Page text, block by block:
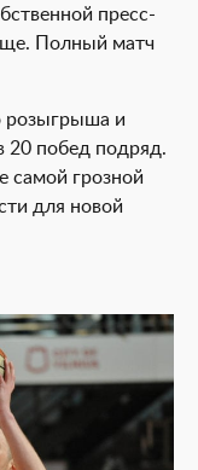
пресс-
Полный матч
розыгрыша и
20 побед подряд.
самой грозной
для новой